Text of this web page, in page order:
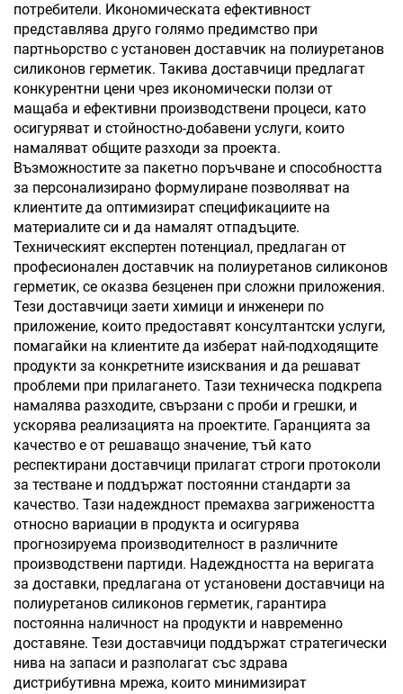
потребители. Икономическата ефективност
представлява друго голямо предимство при
партньорство с установен доставчик на полиуретанов
силиконов герметик. Такива доставчици предлагат
конкурентни цени чрез икономически ползи от
мащаба и ефективни производствени процеси, като
осигуряват и стойностно-добавени услуги, които
намаляват общите разходи за проекта.
Възможностите за пакетно поръчване и способността
за персонализирано формулиране позволяват на
клиентите да оптимизират спецификациите на
материалите си и да намалят отпадъците.
Техническият експертен потенциал, предлаган от
професионален доставчик на полиуретанов силиконов
герметик, се оказва безценен при сложни приложения.
Тези доставчици заети химици и инженери по
приложение, които предоставят консултантски услуги,
помагайки на клиентите да изберат най-подходящите
продукти за конкретните изисквания и да решават
проблеми при прилагането. Тази техническа подкрепа
намалява разходите, свързани с проби и грешки, и
ускорява реализацията на проектите. Гаранцията за
качество е от решаващо значение, тъй като
респектирани доставчици прилагат строги протоколи
за тестване и поддържат постоянни стандарти за
качество. Тази надеждност премахва загрижеността
относно вариации в продукта и осигурява
прогнозируема производителност в различните
производствени партиди. Надеждността на веригата
за доставки, предлагана от установени доставчици на
полиуретанов силиконов герметик, гарантира
постоянна наличност на продукти и навременно
доставяне. Тези доставчици поддържат стратегически
нива на запаси и разполагат със здрава
дистрибутивна мрежа, които минимизират